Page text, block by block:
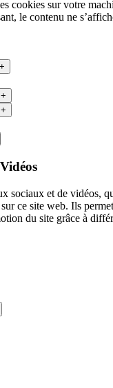
cookies sur votre
le contenu ne
+
+
+
sociaux et de vidéos,
ce site web. Ils
du site grâce à